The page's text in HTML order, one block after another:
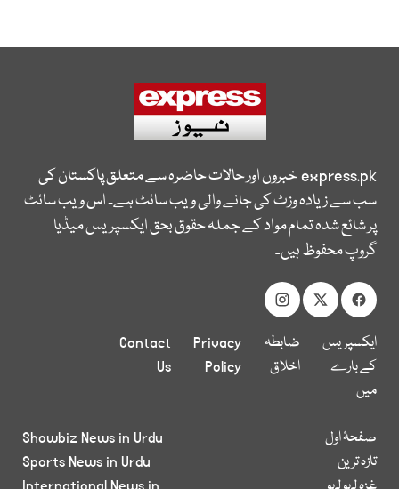
express.pkخبروں اور حالات حاضرہ سے متعلق پاکستان کی
سب سے زیادہ وزٹ کی جانے والی ویب سائٹ ہے۔ اس ویب سائٹ
پر شائع شدہ تمام مواد کے جملہ حقوق بحق ایکسپریس میڈیا
گروپ محفوظ ہیں۔
ایکسپریس
کے بارے
میں
ضابطہ
اخلاق
Privacy
Policy
Contact
Us
صفحۂ اول
تازہ ترین
Showbiz News in Urdu
Sports News in Urdu